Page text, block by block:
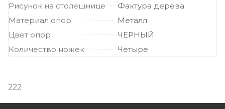
Рисунок на столешнице
Фактура дерева
Материал опор
Металл
Цвет опор
ЧЕРНЫЙ
Количество ножек
Четыре
222